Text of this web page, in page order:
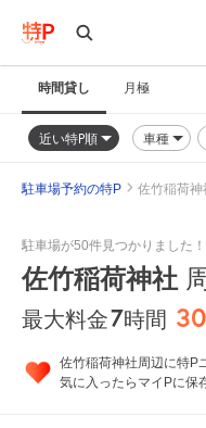
時間貸し 月極
近い特P順 車種
駐車場予約の特P 佐竹稲荷
駐車場が50件見つかりました！
佐竹稲荷神社
最大料金7時間
佐竹稲荷神社周辺に特P
気に入ったらマイPに保